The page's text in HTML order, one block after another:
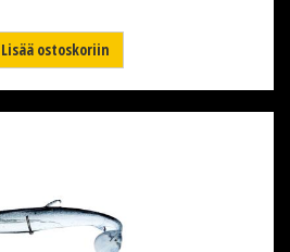
Lisää ostoskoriin